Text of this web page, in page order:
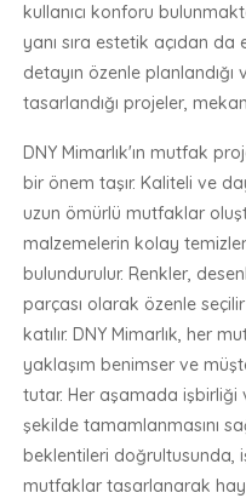
kullanıcı konforu
yanı sıra estetik açıdan da
detayın özenle
tasarlandığı projeler,
DNY Mimarlık'ın mutfak
bir önem taşır. Kaliteli ve
uzun ömürlü mutfaklar
malzemelerin kolay
bulundurulur. Renkler,
parçası olarak özenle
katılır. DNY Mimarlık, her
yaklaşım benimser ve
tutar. Her aşamada işbirliği
şekilde tamamlanmasını
beklentileri doğrultusunda,
mutfaklar tasarlanarak